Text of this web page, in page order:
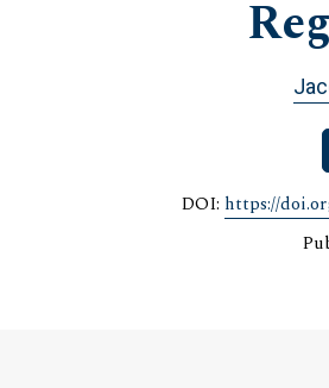
DOI: https://